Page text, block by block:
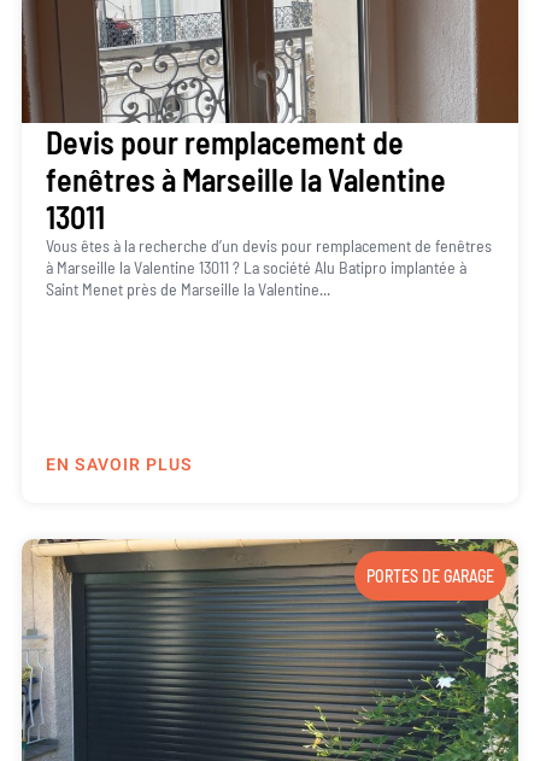
Devis pour remplacement de
fenêtres à Marseille la Valentine
13011
Vous êtes à la recherche d’un devis pour remplacement de fenêtres
à Marseille la Valentine 13011 ? La société Alu Batipro implantée à
Saint Menet près de Marseille la Valentine...
EN SAVOIR PLUS
PORTES DE GARAGE